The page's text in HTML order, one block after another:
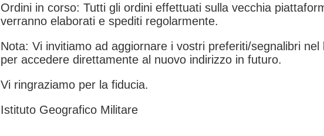
Ordini in corso: Tutti gli ordini effettuati sulla vecchia
verranno elaborati e spediti regolarmente.
Nota: Vi invitiamo ad aggiornare i vostri preferiti/segnalibri nel
per accedere direttamente al nuovo indirizzo in futuro.
Vi ringraziamo per la fiducia.
Istituto Geografico Militare